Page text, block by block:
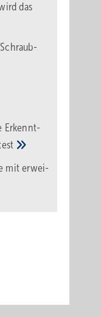
das
Erkennt­
mit erwei­